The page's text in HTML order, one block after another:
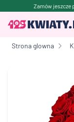
Zamów jeszcze
Strona glowna